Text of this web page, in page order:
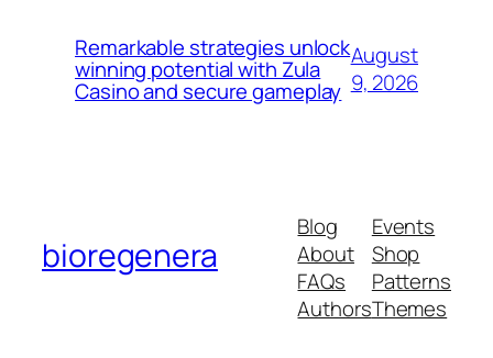
Remarkable strategies unlock
winning potential with Zula
Casino and secure gameplay
August
9, 2026
bioregenera
Blog
About
FAQs
Authors
Events
Shop
Patterns
Themes